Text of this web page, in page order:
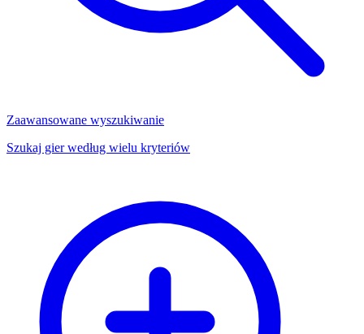
Zaawansowane wyszukiwanie
Szukaj gier według wielu kryteriów